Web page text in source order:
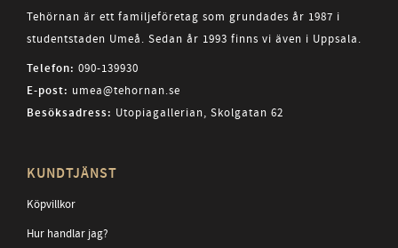
Tehörnan är ett familjeföretag som grundades år 1987 i
studentstaden Umeå. Sedan år 1993 finns vi även i Uppsala.
Telefon: 090-139930
E-post: umea@tehornan.se
Besöksadress: Utopiagallerian, Skolgatan 62
KUNDTJÄNST
Köpvillkor
Hur handlar jag?